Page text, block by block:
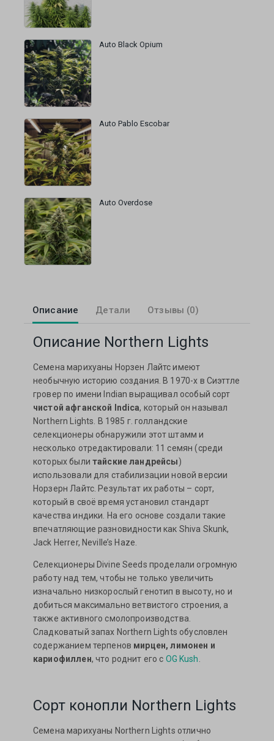
Auto Black Opium
Auto Pablo Escobar
Auto Overdose
Описание Детали Отзывы (0)
Описание Northern Lights
Семена марихуаны Норзен Лайтс имеют
необычную историю создания. В 1970-х в Сиэттле
гровер по имени Indian выращивал особый сорт
чистой афганской Indica, который он называл
Northern Lights. В 1985 г. голландские
селекционеры обнаружили этот штамм и
несколько отредактировали: 11 семян (среди
которых были тайские ландрейсы)
использовали для стабилизации новой версии
Норзерн Лайтс. Результат их работы – сорт,
который в своё время установил стандарт
качества индики. На его основе создали такие
впечатляющие разновидности как Shiva Skunk,
Jack Herrer, Neville’s Haze.
Селекционеры Divine Seeds проделали огромную
работу над тем, чтобы не только увеличить
изначально низкорослый генотип в высоту, но и
добиться максимально ветвистого строения, а
также активного смолопроизводства.
Сладковатый запах Northern Lights обусловлен
содержанием терпенов мирцен, лимонен и
кариофиллен, что роднит его с OG Kush
Cорт конопли Northern Lights
Семена марихуаны Northern Lights отлично